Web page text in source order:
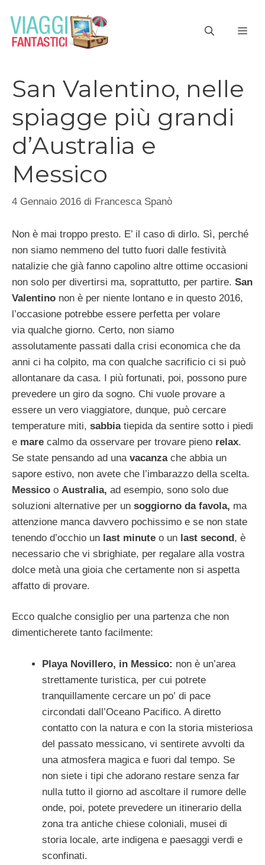
contenuto
San Valentino, nelle
spiagge più grandi
d’Australia e
Messico
4 Gennaio 2016 di Francesca Spanò
Non è mai troppo presto. E’ il caso di dirlo. Sì, perché
non siamo nemmeno del tutto fuori dalle festività
natalizie che già fanno capolino altre ottime occasioni
non solo per divertirsi ma, soprattutto, per partire. San
Valentino non è per niente lontano e in questo 2016,
l’occasione potrebbe essere perfetta per volare
via qualche giorno. Certo, non siamo
assolutamente passati dalla crisi economica che da
anni ci ha colpito, ma con qualche sacrificio ci si può
allontanare da casa. I più fortunati, poi, possono pure
prevedere un giro da sogno. Chi vuole provare a
essere un vero viaggiatore, dunque, può cercare
temperature miti, sabbiatiepida da sentire sotto i piedi
e mare calmo da osservare per trovare pieno relax.
Se state pensando ad una vacanzache abbia un
sapore estivo, non avete che l’imbarazzo della scelta.
Messico o Australia, ad esempio, sono solo due
soluzioni alternative per un soggiorno da favola, ma
attenzione manca davvero pochissimo e se non state
tenendo d’occhio un last minute o un last second, è
necessario che vi sbrighiate, per regalare alla vostra
dolce metà una gioia che certamente non si aspetta
affatto di provare.
Ecco qualche consiglio per una partenza che non
dimenticherete tanto facilmente:
Playa Novillero, in Messico: non è un’area
strettamente turistica, per cui potrete
tranquillamente cercare un po’ di pace
circondati dall’Oceano Pacifico. A diretto
contatto con la natura e con la storia misteriosa
del passato messicano, vi sentirete avvolti da
una atmosfera magica e fuori dal tempo. Se
non siete i tipi che adorano restare senza far
nulla tutto il giorno ad ascoltare il rumore delle
onde, poi, potete prevedere un itinerario della
zona tra antiche chiese coloniali, musei di
storia locale, arte indigena e paesaggi verdi e
sconfinati.